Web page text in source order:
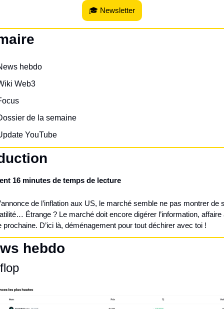
🎓 Newsletter
hebdo
Web3
de la semaine
YouTube
16 minutes de temps de lecture
de l’inflation aux US, le marché semble ne pas montrer de
Étrange ? Le marché doit encore digérer l’information, affaire
prochaine. D’ici là, déménagement pour tout déchirer avec toi !
hebdo